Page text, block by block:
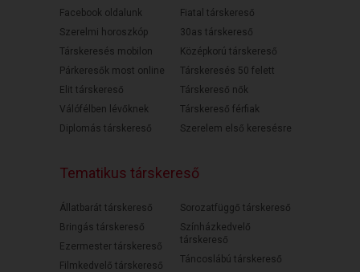
Facebook oldalunk
Szerelmi horoszkóp
Társkeresés mobilon
Párkeresők most online
Elit társkereső
Válófélben lévőknek
Diplomás társkereső
Fiatal társkereső
30as társkereső
Középkorú társkereső
Társkeresés 50 felett
Társkereső nők
Társkereső férfiak
Szerelem első keresésre
Tematikus társkereső
Állatbarát társkereső
Bringás társkereső
Ezermester társkereső
Filmkedvelő társkereső
Sorozatfüggő társkereső
Színházkedvelő
társkereső
Táncoslábú társkereső